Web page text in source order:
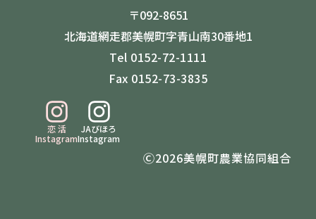
〒092-8651
北海道網走郡美幌町字青山南30番地1
Tel 0152-72-1111
Fax 0152-73-3835
恋 活
Instagram
JAびほろ
Instagram
Ⓒ2026美幌町農業協同組合